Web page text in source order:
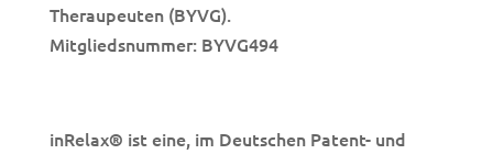
Theraupeuten (BYVG).
Mitgliedsnummer: BYVG494
inRelax® ist eine, im Deutschen Patent- und